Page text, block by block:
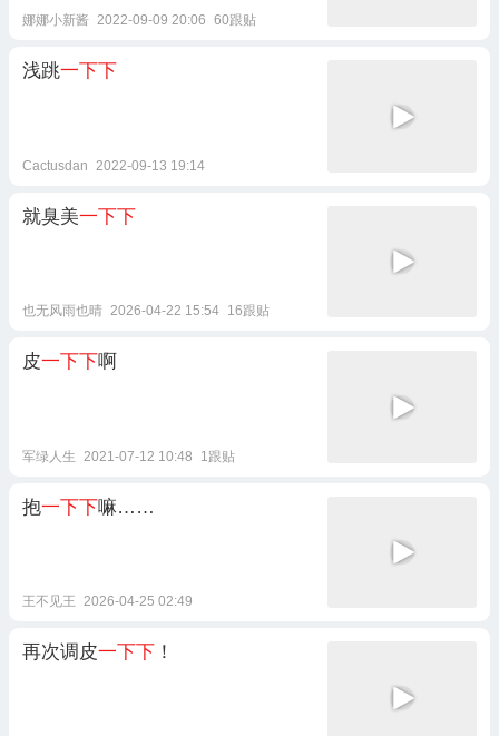
娜娜小新酱 2022-09-09 20:06 60跟贴
浅跳一下下
Cactusdan 2022-09-13 19:14
就臭美一下下
也无风雨也晴 2026-04-22 15:54 16跟贴
皮一下下啊
军绿人生 2021-07-12 10:48 1跟贴
抱一下下嘛……
王不见王 2026-04-25 02:49
再次调皮一下下 ！